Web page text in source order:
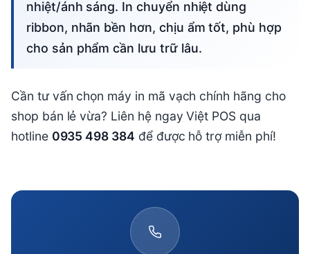
nhiệt/ánh sáng. In chuyển nhiệt dùng
ribbon, nhãn bền hơn, chịu ẩm tốt, phù hợp
cho sản phẩm cần lưu trữ lâu.
Cần tư vấn chọn máy in mã vạch chính hãng cho
shop bán lẻ vừa? Liên hệ ngay Việt POS qua
hotline 0935 498 384 để được hỗ trợ miễn phí!